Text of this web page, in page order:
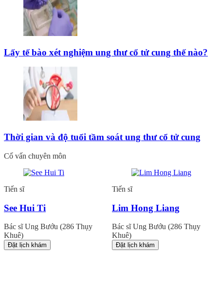
Lấy tế bào xét nghiệm ung thư cổ tử cung thế nào?
Thời gian và độ tuổi tầm soát ung thư cổ tử cung
Cố vấn chuyên môn
Tiến sĩ
See Hui Ti
Bác sĩ Ung Bướu (286 Thụy
Khuê)
Đặt lịch khám
Tiến sĩ
Lim Hong Liang
Bác sĩ Ung Bướu (286 Thụy
Khuê)
Đặt lịch khám